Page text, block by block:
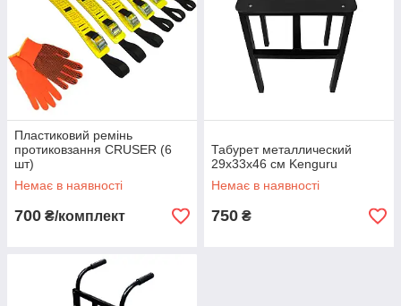
Пластиковий ремінь
протиковзання CRUSER (6
шт)
Немає в наявності
700 ₴/комплект
Табурет металлический
29х33х46 см Kenguru
Немає в наявності
750 ₴